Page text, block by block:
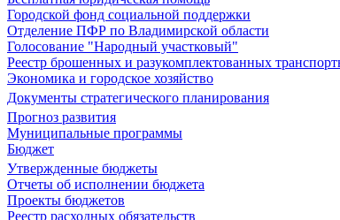
Городской фонд социальной поддержки
Отделение ПФР по Владимирской области
Голосование "Народный участковый"
Реестр брошенных и разукомплектованных
Экономика и городское хозяйство
Документы стратегического планирования
Прогноз развития
Муниципальные программы
Бюджет
Утвержденные бюджеты
Отчеты об исполнении бюджета
Проекты бюджетов
Реестр расходных обязательств